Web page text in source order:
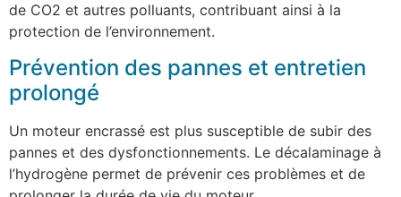
de CO2 et autres polluants, contribuant ainsi à la
protection de l’environnement.
Prévention des pannes et entretien
prolongé
Un moteur encrassé est plus susceptible de subir des
pannes et des dysfonctionnements. Le décalaminage à
l’hydrogène permet de prévenir ces problèmes et de